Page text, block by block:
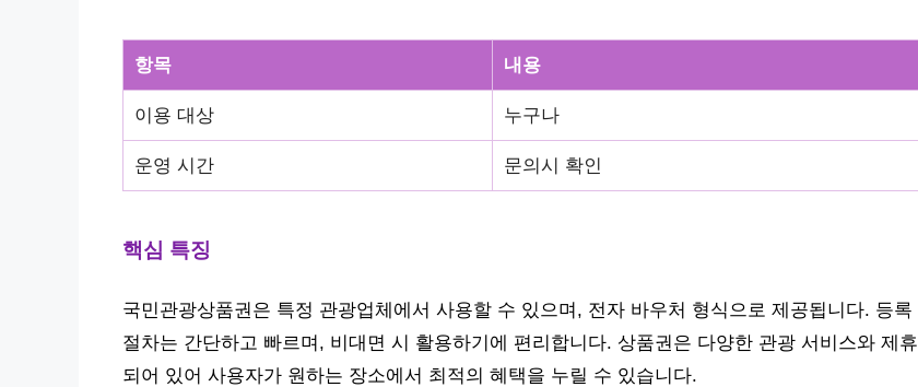
항목 내용
이용 대상 누구나
운영 시간 문의시 확인
핵심 특징
국민관광상품권은 특정 관광업체에서 사용할 수 있으며, 전자 바우처 형식으로 제공됩니다. 등록
절차는 간단하고 빠르며, 비대면 시 활용하기에 편리합니다. 상품권은 다양한 관광 서비스와 제휴
되어 있어 사용자가 원하는 장소에서 최적의 혜택을 누릴 수 있습니다.